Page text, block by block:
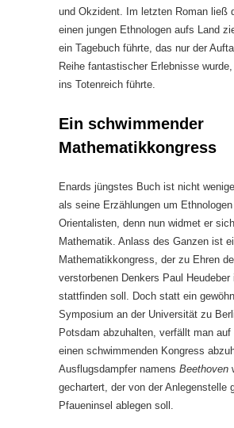
und Okzident. Im letzten Roman ließ
einen jungen Ethnologen aufs Land
ein Tagebuch führte, das nur der
Reihe fantastischer Erlebnisse
ins Totenreich führte.
Ein schwimmender
Mathematikkongress
Enards jüngstes Buch ist nicht
als seine Erzählungen um
Orientalisten, denn nun widmet er
Mathematik. Anlass des Ganzen ist
Mathematikkongress, der zu Ehren
verstorbenen Denkers Paul Heudeber
stattfinden soll. Doch statt ein
Symposium an der Universität zu
Potsdam abzuhalten, verfällt man auf
einen schwimmenden Kongress
Ausflugsdampfer namens Beethoven
gechartert, der von der Anlegenstelle
Pfaueninsel ablegen soll.